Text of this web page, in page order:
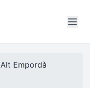
Alt Empordà